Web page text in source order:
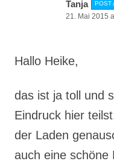
Tanja POST
21. Mai 2015
Hallo Heike,
das ist ja toll und
Eindruck hier
der Laden
auch eine schöne